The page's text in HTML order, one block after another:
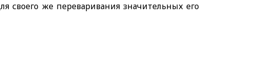
своего же переваривания значительных его